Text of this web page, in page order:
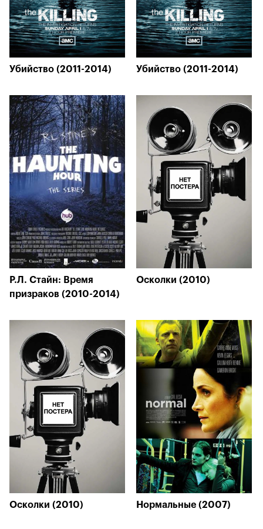
Убийство (2011-2014) Убийство (2011-2014)
Р.Л. Стайн: Время
призраков (2010-2014)
Осколки (2010)
Осколки (2010) Нормальные (2007)